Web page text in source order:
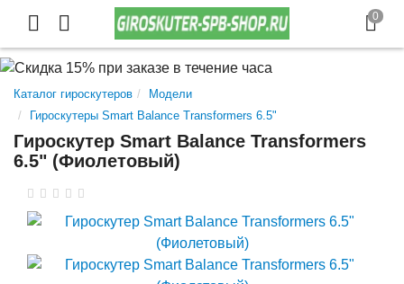
Каталог гироскутеров
Модели
Гироскутеры Smart Balance Transformers 6.5"
Гироскутер Smart Balance Transformers
6.5" (Фиолетовый)